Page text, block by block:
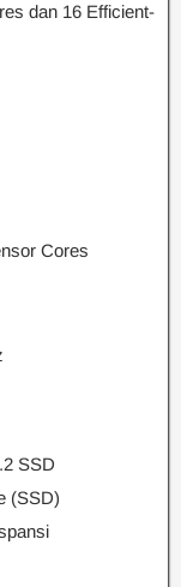
dan 16 Efficient-
Cores
SSD
(SSD)